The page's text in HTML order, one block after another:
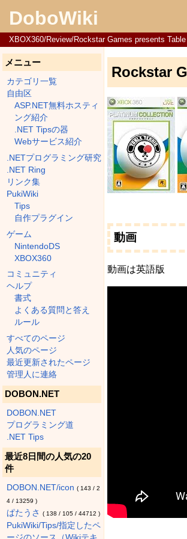
DoboWiki
XBOX360/Review/Rockstar Games presents Table
メニュー
カテゴリ一覧
自由区
ASP.NET無料ホスティ
ング紹介
.NET Tipsの器
Webサービス紹介
.NETプログラミング研究
.NET Ring
リンク集
PukiWiki
Tips
自作プラグイン
ゲーム
NintendoDS
XBOX360
コミュニティ
ヘルプ
書式
よくある質問と答え
ルール
すべてのページ
人気のページ
最近更新されたページ
管理人に連絡
DOBON.NET
DOBON.NET
プログラミング道
.NET Tips
最近8日間の人気の20
件
DOBON.NET/icon ( 143 / 2
4/ 13259 )
ぱたうさ ( 138 / 105/ 44712 )
PukiWiki/Tips/指定したペ
Rockstar
動画
動画は英語版